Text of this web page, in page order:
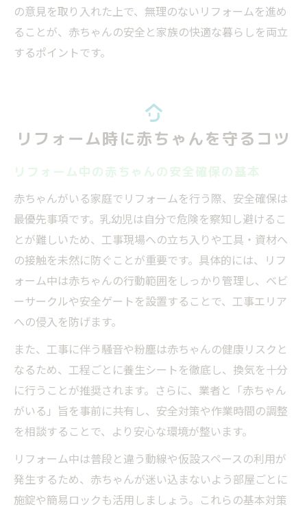
の意見を取り入れた上で、無理のないリフォームを進め
ることが、赤ちゃんの安全と家族の快適な暮らしを両立
するポイントです。
リフォーム時に赤ちゃんを守るコツ
リフォーム中の赤ちゃんの安全確保の基本
赤ちゃんがいる家庭でリフォームを行う際、安全確保は
最優先事項です。乳幼児は自分で危険を察知し避けるこ
とが難しいため、工事現場への立ち入りや工具・資材へ
の接触を未然に防ぐことが重要です。具体的には、リフ
ォーム中は赤ちゃんの行動範囲をしっかり管理し、ベビ
ーサークルや安全ゲートを設置することで、工事エリア
への侵入を防げます。
また、工事に伴う騒音や粉塵は赤ちゃんの健康リスクと
なるため、工程ごとに養生シートを徹底し、換気を十分
に行うことが推奨されます。さらに、業者と「赤ちゃん
がいる」旨を事前に共有し、安全対策や作業時間の調整
を相談することで、より安心な環境が整います。
リフォーム中は普段と違う動線や仮設スペースの利用が
発生するため、赤ちゃんが迷い込まないよう部屋ごとに
施錠や簡易ロックも活用しましょう。これらの基本対策